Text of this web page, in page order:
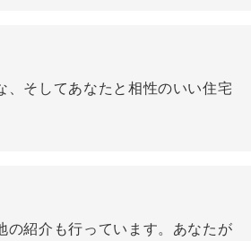
、そしてあなたと相性のいい住宅
の紹介も行っています。あなたが